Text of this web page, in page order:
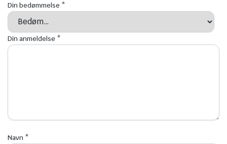
Din bedømmelse *
Din anmeldelse *
Navn *